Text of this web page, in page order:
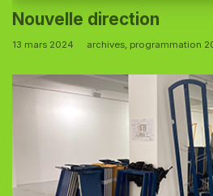
Nouvelle direction
13 mars 2024 archives, programmation